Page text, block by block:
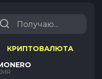
КРИПТОВАЛЮТА